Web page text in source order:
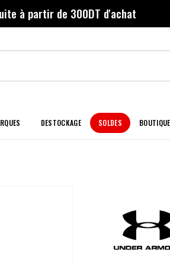
à partir de 300DT d'achat
DESTOCKAGE SOLDES